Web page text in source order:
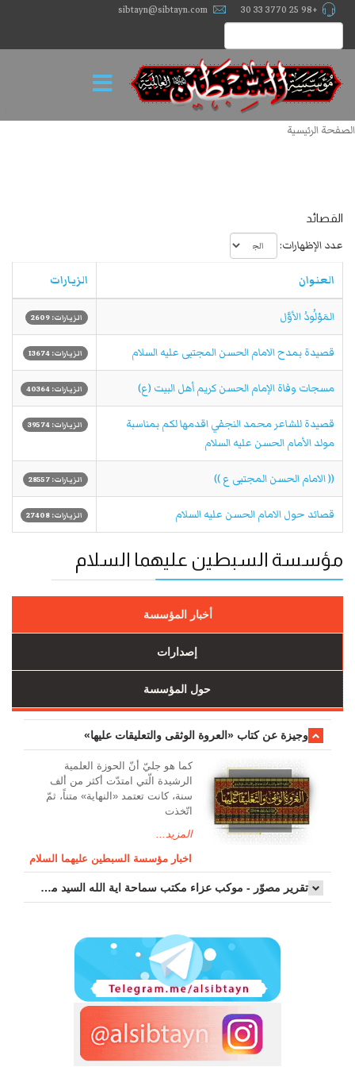
+98 25 3770 33 30
sibtayn@sibtayn.com
الصفحة الرئيسية
القصائد
عدد الإظهارات:
العنوان الزيارات
المَوْلُودُ الأوَّل الزيارات: 2609
قصيدة بمدح الامام الحسن المجتبى عليه السلام الزيارات: 13674
مسجات وفاة الإمام الحسن كريم أهل البيت (ع) الزيارات: 40364
قصيدة للشاعر محمد النجفي اقدمها لكم بمناسبة
مولد الأمام الحسن عليه السلام
الزيارات: 39574
(( الامام الحسن المجتبى ع )) الزيارات: 28557
قصائد حول الامام الحسن عليه السلام الزيارات: 27408
مؤسسة السبطين عليهما السلام
أخبار المؤسسة
إصدارات
حول المؤسسة
وجیزة عن کتاب «العروة الوثقی والتعلیقات علیها»
کما هو جليّ أنّ الحوزة العلمیة
الرشیدة الّتي امتدّت أكثر من ألف
سنة، كانت تعتمد «النهاية» متناً، ثمّ
اتّخذت
المزيد...
اخبار مؤسسة السبطين عليهما السلام
تقرير مصوّر - موكب عزاء مکتب سماحة اية الله السيد مرتضى الموسوي الاصفهاني في يوم إستشهاد السيدة فاطم...